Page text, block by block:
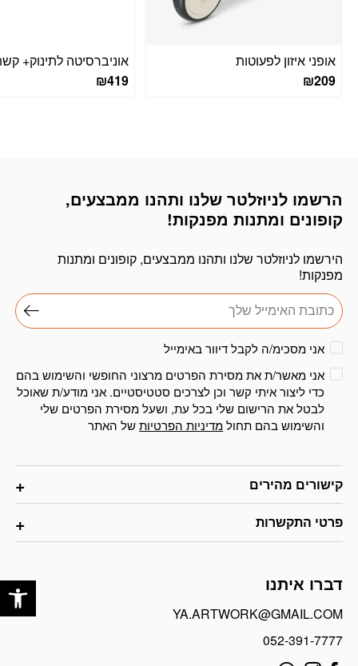
אופני איזון לפעוטות
₪209
אוניברסיטה לתינוק+
₪419
קישורים מהירים
פרטי התקשרות
דברו איתנו
YA.ARTWORK@GMAIL.COM
052-391-7777
הרשמו לניוזלטר שלנו ותהנו ממבצעים,
קופונים ומתנות מפנקות!
הירשמו לניוזלטר שלנו ותהנו ממבצעים, קופונים ומתנות
מפנקות!
דוא׳׳ל
אני מסכימ/ה לקבל דיוור באימייל
אני מאשר/ת את מסירת הפרטים מרצוני החופשי והשימוש בהם
כדי ליצור איתי קשר וכן לצרכים סטטיסטיים. אני מודע/ת שאוכל
לבטל את הרישום שלי בכל עת, ושעל מסירת הפרטים שלי
והשימוש בהם תחולמדיניות הפרטיותשל האתר